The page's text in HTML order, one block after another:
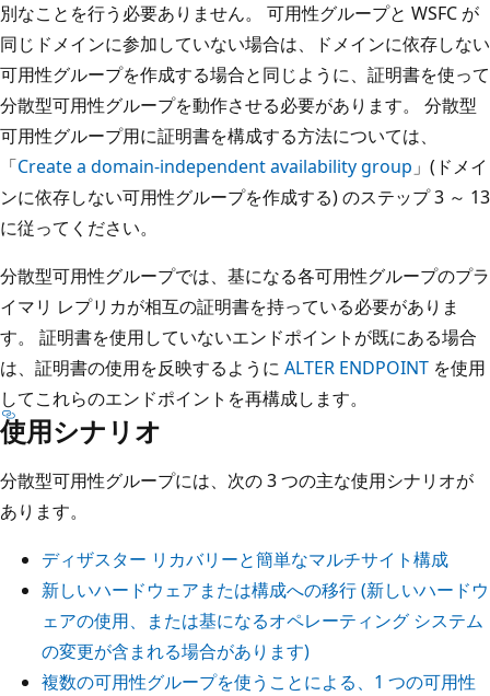
別なことを行う必要ありません。 可用性グループと WSFC が
同じドメインに参加していない場合は、ドメインに依存しない
可用性グループを作成する場合と同じように、証明書を使って
分散型可用性グループを動作させる必要があります。 分散型
可用性グループ用に証明書を構成する方法については、
「Create a domain-independent availability group」(ドメイ
ンに依存しない可用性グループを作成する) のステップ 3 ～ 13
に従ってください。
分散型可用性グループでは、基になる各可用性グループのプラ
イマリ レプリカが相互の証明書を持っている必要がありま
す。 証明書を使用していないエンドポイントが既にある場合
は、証明書の使用を反映するように ALTER ENDPOINT を使用
してこれらのエンドポイントを再構成します。
使用シナリオ
分散型可用性グループには、次の 3 つの主な使用シナリオが
あります。
ディザスター リカバリーと簡単なマルチサイト構成
新しいハードウェアまたは構成への移行 (新しいハードウ
ェアの使用、または基になるオペレーティング システム
の変更が含まれる場合があります)
複数の可用性グループを使うことによる、1 つの可用性